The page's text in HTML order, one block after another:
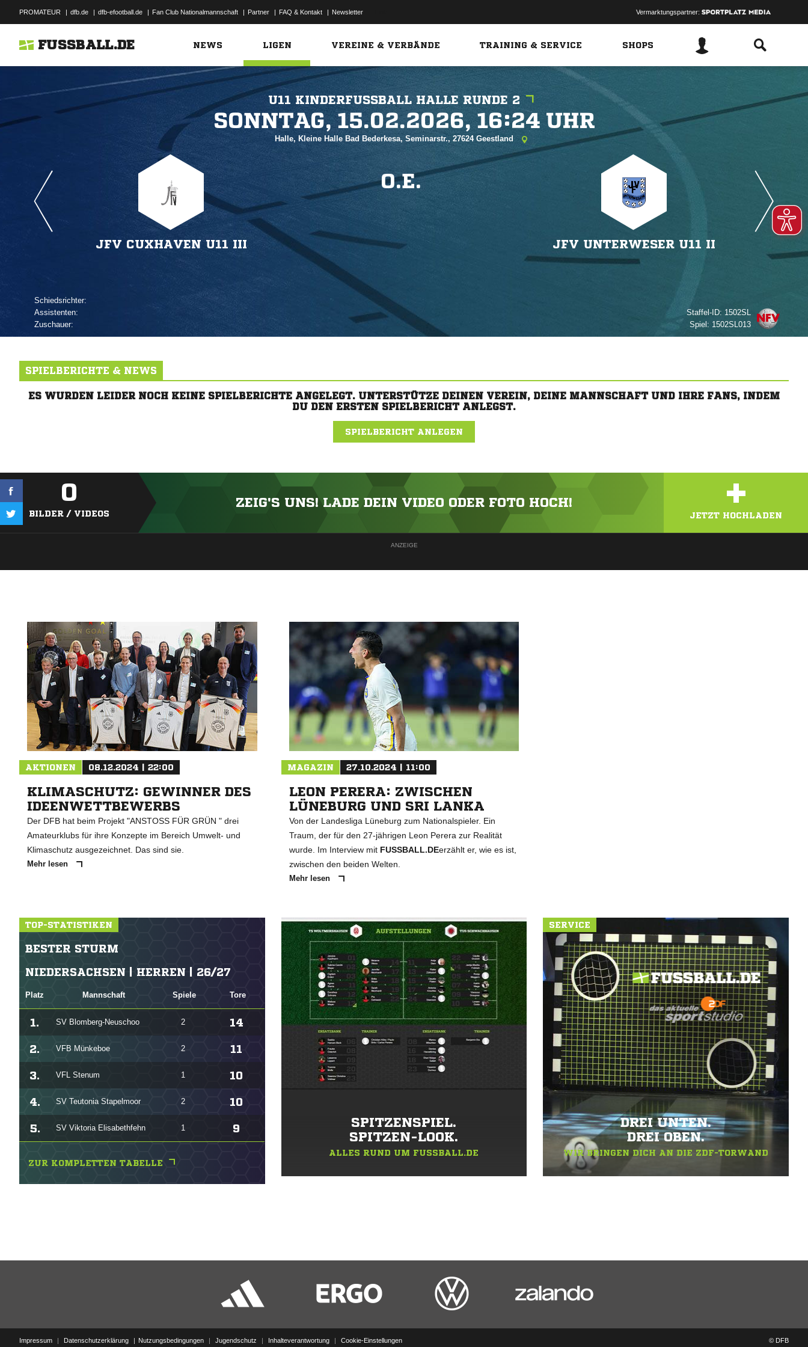
PROMATEUR | dfb.de | dfb-efootball.de | Fan Club Nationalmannschaft | Partner | FAQ & Kontakt | Newsletter Vermarktungspartner:
FUSSBALL.DE NEWS LIGEN VEREINE & VERBÄNDE TRAINING & SERVICE SHOPS
U11 KINDERFUSSBALL HALLE RUNDE 2
   
Halle, Kleine Halle Bad Bederkesa, Seminarstr., 27624 Geestland
JFV CUXHAVEN U11 III
O.E.
JFV UNTERWESER U11 II
Schiedsrichter:
Assistenten:
Zuschauer:
Staffel-ID: 1502SL
Spiel: 1502SL013
SPIELBERICHTE & NEWS
ES WURDEN LEIDER NOCH KEINE SPIELBERICHTE ANGELEGT. UNTERSTÜTZE DEINEN VEREIN, DEINE MANNSCHAFT UND IHRE FANS, INDEM
DU DEN ERSTEN SPIELBERICHT ANLEGST.
SPIELBERICHT ANLEGEN
0
BILDER / VIDEOS
ZEIG'S UNS! LADE DEIN VIDEO ODER FOTO HOCH! +
JETZT HOCHLADEN
ANZEIGE
AKTIONEN 08.12.2024 | 22:00
KLIMASCHUTZ: GEWINNER DES
IDEENWETTBEWERBS
Der DFB hat beim Projekt "ANSTOSS FÜR GRÜN " drei
Amateurklubs für ihre Konzepte im Bereich Umwelt- und
Klimaschutz ausgezeichnet. Das sind sie.
Mehr lesen
MAGAZIN 27.10.2024 | 11:00
LEON PERERA: ZWISCHEN
LÜNEBURG UND SRI LANKA
Von der Landesliga Lüneburg zum Nationalspieler. Ein
Traum, der für den 27-jährigen Leon Perera zur Realität
wurde. Im Interview mit FUSSBALL.DEerzählt er, wie es ist,
zwischen den beiden Welten.
Mehr lesen
TOP-STATISTIKEN
BESTER STURM
NIEDERSACHSEN | HERREN | 26/27
Platz Mannschaft Spiele Tore
1. SV Blomberg-Neuschoo 2 14
2. VFB Münkeboe 2 11
3. VFL Stenum 1 10
4. SV Teutonia Stapelmoor 2 10
5. SV Viktoria Elisabethfehn 1 9
ZUR KOMPLETTEN TABELLE
SPITZENSPIEL.
SPITZEN-LOOK.
ALLES RUND UM FUSSBALL.DE
SERVICE
DREI UNTEN.
DREI OBEN.
WIR BRINGEN DICH AN DIE ZDF-TORWAND
Impressum | Datenschutzerklärung Nutzungsbedingungen | Jugendschutz | Inhalteverantwortung | Cookie-Einstellungen © DFB